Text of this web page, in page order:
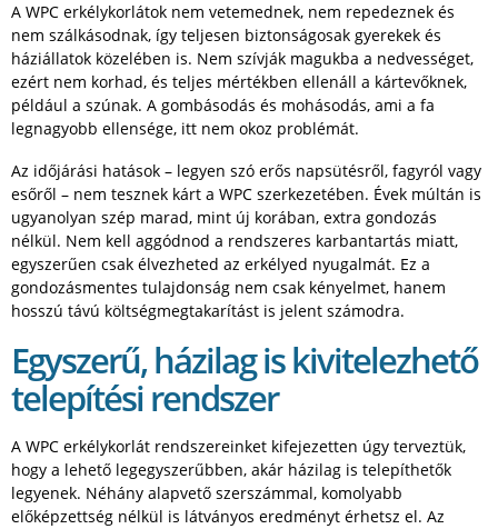
A WPC erkélykorlátok nem vetemednek, nem repedeznek és
nem szálkásodnak, így teljesen biztonságosak gyerekek és
háziállatok közelében is. Nem szívják magukba a nedvességet,
ezért nem korhad, és teljes mértékben ellenáll a kártevőknek,
például a szúnak. A gombásodás és mohásodás, ami a fa
legnagyobb ellensége, itt nem okoz problémát.
Az időjárási hatások – legyen szó erős napsütésről, fagyról vagy
esőről – nem tesznek kárt a WPC szerkezetében. Évek múltán is
ugyanolyan szép marad, mint új korában, extra gondozás
nélkül. Nem kell aggódnod a rendszeres karbantartás miatt,
egyszerűen csak élvezheted az erkélyed nyugalmát. Ez a
gondozásmentes tulajdonság nem csak kényelmet, hanem
hosszú távú költségmegtakarítást is jelent számodra.
Egyszerű, házilag is kivitelezhető
telepítési rendszer
A WPC erkélykorlát rendszereinket kifejezetten úgy terveztük,
hogy a lehető legegyszerűbben, akár házilag is telepíthetők
legyenek. Néhány alapvető szerszámmal, komolyabb
előképzettség nélkül is látványos eredményt érhetsz el. Az